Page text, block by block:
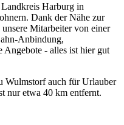
Harburg in
Dank der Nähe zur
Mitarbeiter von einer
Anbindung,
- alles ist hier gut
Wulmstorf auch für Urlauber
nur etwa 40 km entfernt.